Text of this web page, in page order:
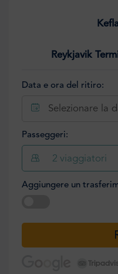
Reykjavik
Data e ora del ritiro:
Selezionare la
Passeggeri:
2 viaggiatori
Aggiungere un